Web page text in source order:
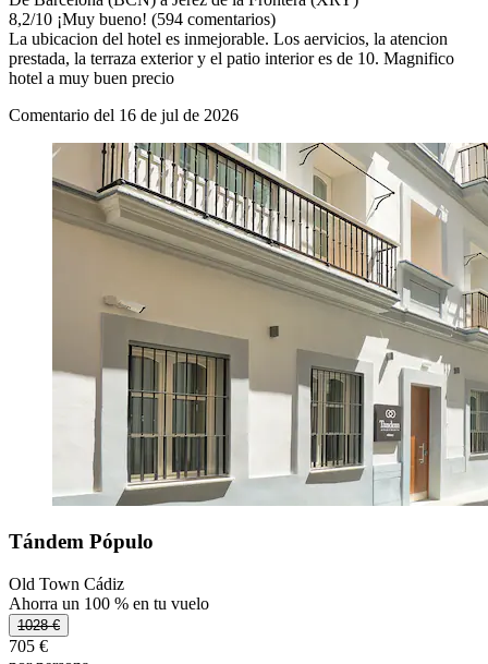
8,2/10 ¡Muy bueno! (594 comentarios)
La ubicacion del hotel es inmejorable. Los aervicios, la atencion
prestada, la terraza exterior y el patio interior es de 10. Magnifico
hotel a muy buen precio
Comentario del 16 de jul de 2026
Tándem Pópulo
Old Town Cádiz
Ahorra un 100 % en tu vuelo
1028 €
705 €